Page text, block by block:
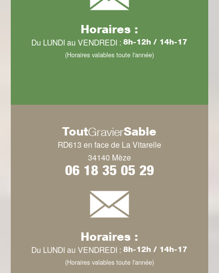
Horaires :
Du LUNDI au VENDREDI :8h-12h / 14h-17
(Horaires valables toute l'année)
ToutGravierSable
RD613 en face de La Vitarelle
34140 Mèze
06 18 35 05 29
Horaires :
Du LUNDI au VENDREDI :8h-12h / 14h-17
(Horaires valables toute l'année)